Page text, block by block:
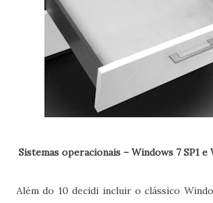
Sistemas operacionais – Windows 7 SP1 e
Além do 10 decidi incluir o clássico